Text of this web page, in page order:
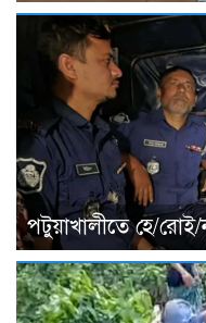
পটুয়াখালীতে হে/